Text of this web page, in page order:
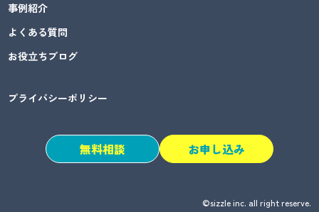
事例紹介
よくある質問
お役立ちブログ
プライバシーポリシー
無料相談 お申し込み
©sizzle inc. all right reserve.